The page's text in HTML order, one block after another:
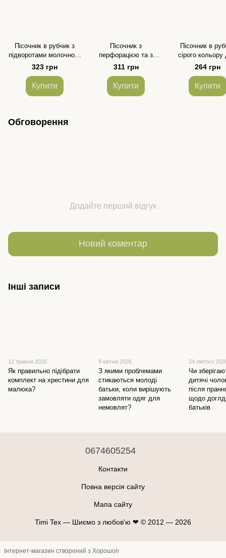
Пісочник в рубчик з
підворотами молочного
кольору для дівчинки
та хлопчика
323 грн
Купити
Пісочник з
перфорацією та з
рюшками в пудровому
кольорі для дівчинки
311 грн
Купити
Пісочник в
сірого кольору
дівчинки та
264 грн
Купити
Обговорення
Додайте перший відгук
Новий коментар
Інші записи
12 травня 2026
Як правильно підібрати
комплект на хрестини для
малюка?
9 квітня 2026
З якими проблемами
стикаються молоді
батьки, коли вирішують
замовляти одяг для
немовлят?
24 лютого
Чи
дитячі
після
щодо
батьків
0674605254
Контакти
Повна версія сайту
Мапа сайту
Timi Tex — Шиємо з любов'ю ❤ © 2012 — 2026
Інтернет-магазин створений з Хорошоп